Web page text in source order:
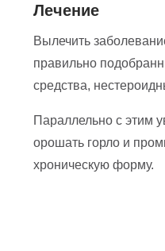
Лечение
Вылечить
правильно
средства,
Параллельно с этим
орошать горло и
хроническую форму.